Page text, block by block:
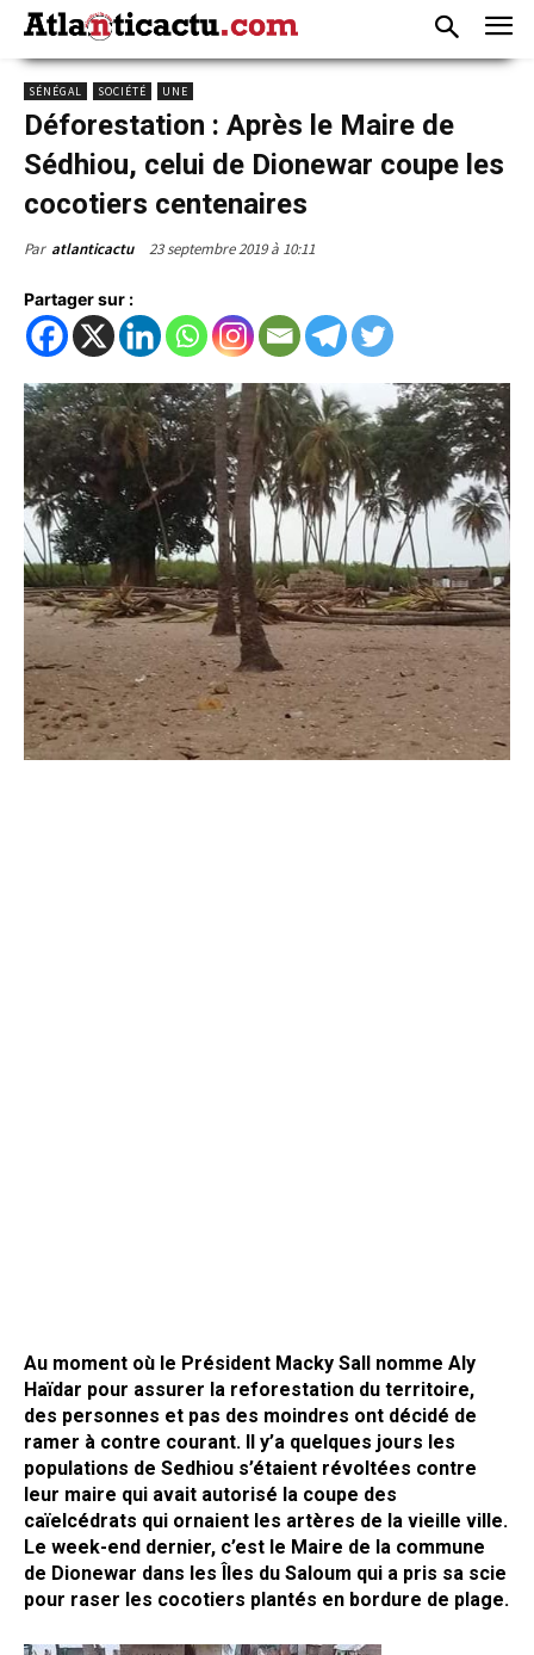
SÉNÉGAL SOCIÉTÉ UNE
Déforestation : Après le Maire de
Sédhiou, celui de Dionewar coupe les
cocotiers centenaires
Par atlanticactu 23 septembre 2019 à 10:11
Partager sur :
Au moment où le Président Macky Sall nomme Aly
Haïdar pour assurer la reforestation du territoire,
des personnes et pas des moindres ont décidé de
ramer à contre courant. Il y’a quelques jours les
populations de Sedhiou s’étaient révoltées contre
leur maire qui avait autorisé la coupe des
caïelcédrats qui ornaient les artères de la vieille ville.
Le week-end dernier, c’est le Maire de la commune
de Dionewar dans les Îles du Saloum qui a pris sa scie
pour raser les cocotiers plantés en bordure de plage.